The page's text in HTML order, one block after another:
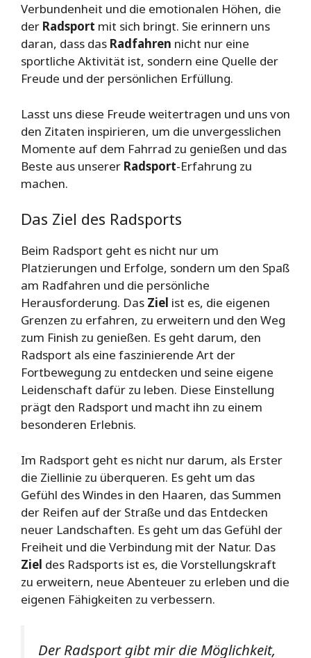
Verbundenheit und die emotionalen Höhen, die
der Radsport mit sich bringt. Sie erinnern uns
daran, dass das Radfahren nicht nur eine
sportliche Aktivität ist, sondern eine Quelle der
Freude und der persönlichen Erfüllung.
Lasst uns diese Freude weitertragen und uns von
den Zitaten inspirieren, um die unvergesslichen
Momente auf dem Fahrrad zu genießen und das
Beste aus unserer Radsport-Erfahrung zu
machen.
Das Ziel des Radsports
Beim Radsport geht es nicht nur um
Platzierungen und Erfolge, sondern um den Spaß
am Radfahren und die persönliche
Herausforderung. Das Ziel ist es, die eigenen
Grenzen zu erfahren, zu erweitern und den Weg
zum Finish zu genießen. Es geht darum, den
Radsport als eine faszinierende Art der
Fortbewegung zu entdecken und seine eigene
Leidenschaft dafür zu leben. Diese Einstellung
prägt den Radsport und macht ihn zu einem
besonderen Erlebnis.
Im Radsport geht es nicht nur darum, als Erster
die Ziellinie zu überqueren. Es geht um das
Gefühl des Windes in den Haaren, das Summen
der Reifen auf der Straße und das Entdecken
neuer Landschaften. Es geht um das Gefühl der
Freiheit und die Verbindung mit der Natur. Das
Ziel des Radsports ist es, die Vorstellungskraft
zu erweitern, neue Abenteuer zu erleben und die
eigenen Fähigkeiten zu verbessern.
Der Radsport gibt mir die Möglichkeit,